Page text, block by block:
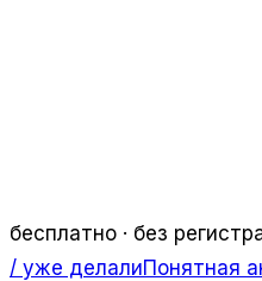
бесплатно · без
/ уже делалиПонятная